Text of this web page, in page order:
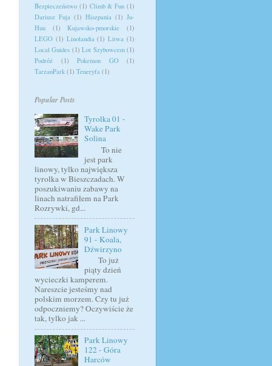
Bezpieczeństwo (1) Climb & Fun (1)
Dariusz Fuja (1) Hiszpania (1) Ju-
Huu
(1) Kujawsko-pmorskie
(1)
LEGO (1) Linolandia (1) Litwa (1)
Local Guides (1) Lot Szybowcem (1)
Podróż
(1) Pokemon GO
(1)
TarzanPark (1) Teneryfa (1)
Popular Posts
Tyrolka 01 -
Wake Park
Solina
To nie
jest park
linowy, tylko największa
tyrolka w Bieszczadach. W
poszukiwaniu zabawy na
linach natrafiłem na Park
Rozrywki, gd...
Park Linowy
91 - Koala,
Dźwirzyno
To już
piąty dzień
wycieczki kamperem.
Nareszcie jesteśmy nad
polskim morzem. Czy tu już
odpoczniemy? Oczywiście że
tak, tylko jak ...
Park Linowy
122 - Góra
Harców